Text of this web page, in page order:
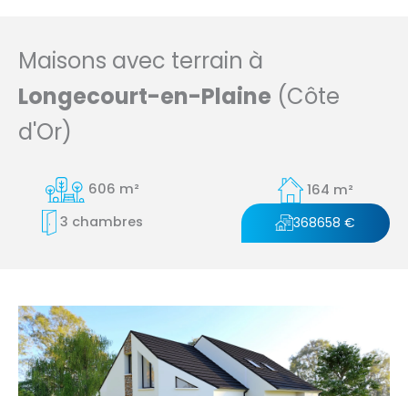
Maisons avec terrain à
Longecourt-en-Plaine (Côte
d'Or)
606 m²
164 m²
3 chambres
368658 €